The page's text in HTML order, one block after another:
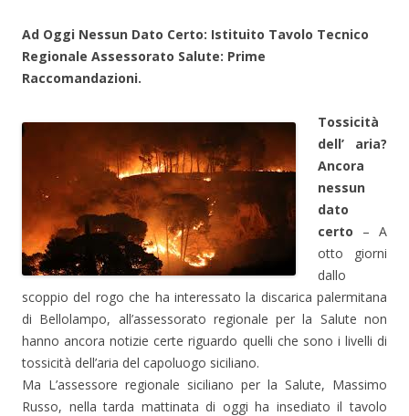
Ad Oggi Nessun Dato Certo: Istituito Tavolo Tecnico
Regionale Assessorato Salute: Prime
Raccomandazioni.
Tossicità
dell’ aria?
Ancora
nessun
dato
certo – A
otto giorni
dallo
scoppio del rogo che ha interessato la discarica palermitana
di Bellolampo, all’assessorato regionale per la Salute non
hanno ancora notizie certe riguardo quelli che sono i livelli di
tossicità dell’aria del capoluogo siciliano.
Ma L’assessore regionale siciliano per la Salute, Massimo
Russo, nella tarda mattinata di oggi ha insediato il tavolo